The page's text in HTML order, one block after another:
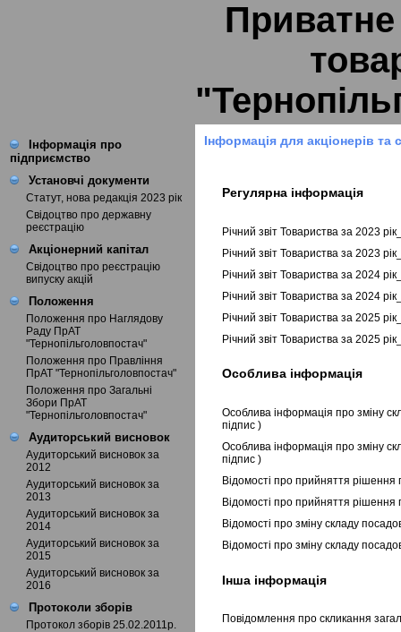
Приватне
Інформація про
підприємство
Установчі документи
Статут, нова редакція 2023 рік
Свідоцтво про державну
реєстрацію
Акціонерний капітал
Свідоцтво про реєстрацію
випуску акцій
Положення
Положення про Наглядову
Раду ПрАТ
"Тернопільголовпостач"
Положення про Правління
ПрАТ "Тернопільголовпостач"
Положення про Загальні
Збори ПрАТ
"Тернопільголовпостач"
Аудиторський висновок
Аудиторський висновок за
2012
Аудиторський висновок за
2013
Аудиторський висновок за
2014
Аудиторський висновок за
2015
Аудиторський висновок за
2016
Протоколи зборів
Протокол зборів 25.02.2011р.
Інформація для акціонерів та
Регулярна інформація
Річний звіт Товариства за 2023
Річний звіт Товариства за 2023
Річний звіт Товариства за 2024
Річний звіт Товариства за 2024
Річний звіт Товариства за 2025
Річний звіт Товариства за 2025
Особлива інформація
Особлива інформація про зміну
підпис )
Особлива інформація про зміну
підпис )
Відомості про прийняття
Відомості про прийняття
Відомості про зміну складу
Відомості про зміну складу
Інша інформація
Повідомлення про скликання